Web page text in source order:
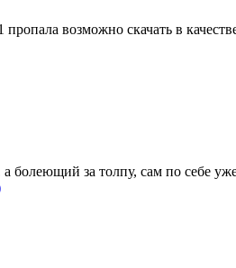
пропала возможно скачать в
болеющий за толпу, сам по себе